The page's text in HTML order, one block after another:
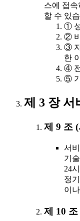
스에 접
할 수 있
①
②
③
한
④
⑤
제 3 장 서
제 9 조
서
기
24
정
이
제 10